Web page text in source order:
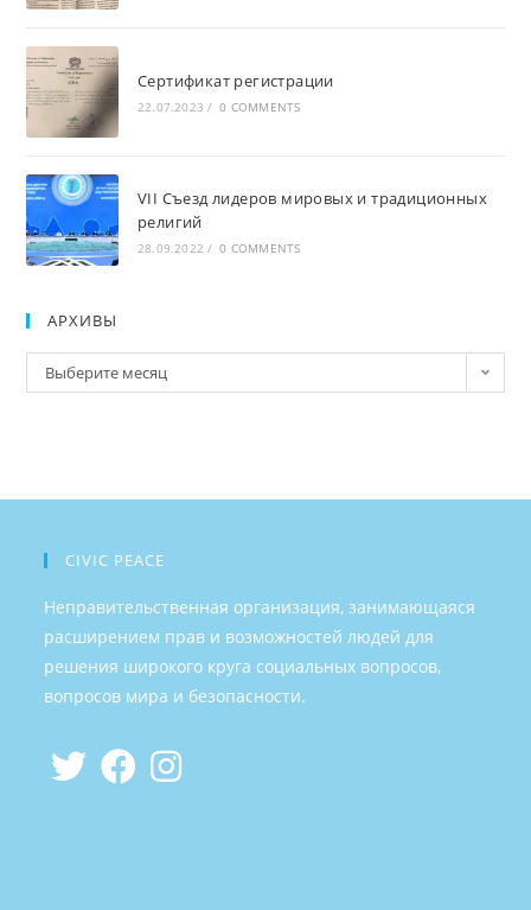
Сертификат регистрации
22.07.2023 / 0 COMMENTS
VII Съезд лидеров мировых и традиционных
религий
28.09.2022 / 0 COMMENTS
АРХИВЫ
Архивы
Выберите месяц
CIVIC PEACE
Неправительственная организация, занимающаяся
расширением прав и возможностей людей для
решения широкого круга социальных вопросов,
вопросов мира и безопасности.